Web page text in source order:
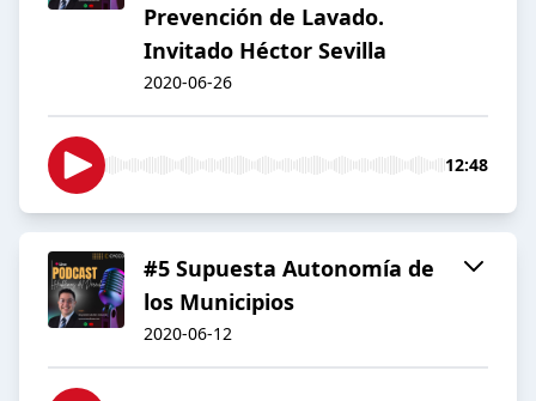
Prevención de Lavado.
Invitado Héctor Sevilla
2020-06-26
12:48
#5 Supuesta Autonomía de
los Municipios
2020-06-12